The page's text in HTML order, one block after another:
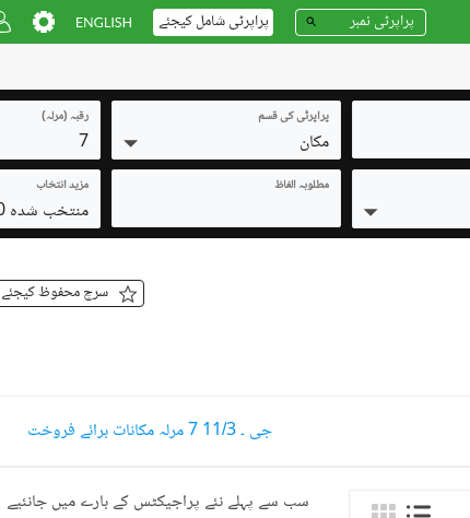
پراپرٹی شامل کیجئے
پراپرٹی کی قسم
مکان
رقبہ (مرلہ)
7
مطلوبہ الفاظ مزید انتخاب
منتخب شدہ 0
سرچ محفوظ کیجئے
جی ۔ 11/3 7 مرلہ مکانات برائے فروخت
سب سے پہلے نئے پراجیکٹس کے بارے میں جانئیے